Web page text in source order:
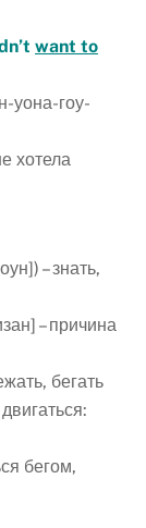
want to
уона-гоу-
хотела
– знать,
– причина
бегать
бегом,